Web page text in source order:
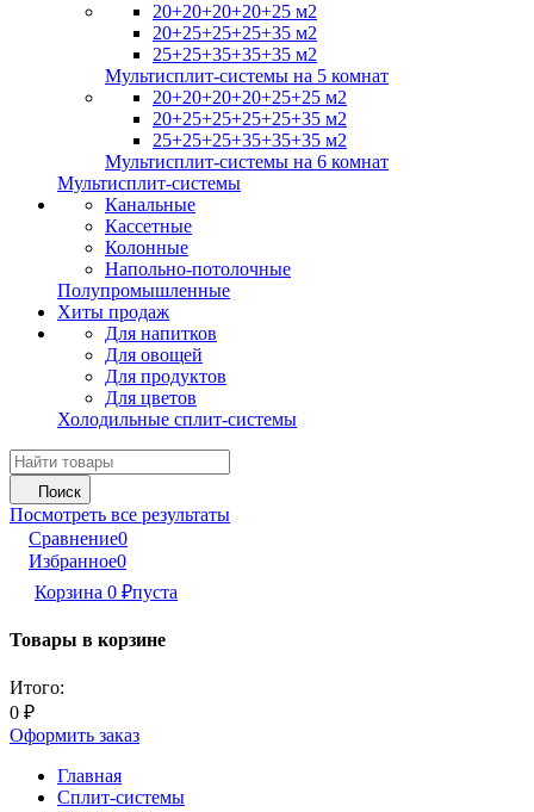
20+20+20+20+25 м2
20+25+25+25+35 м2
25+25+35+35+35 м2
Мультисплит-системы на 5 комнат
20+20+20+20+25+25 м2
20+25+25+25+25+35 м2
25+25+25+35+35+35 м2
Мультисплит-системы на 6 комнат
Мультисплит-системы
Канальные
Кассетные
Колонные
Напольно-потолочные
Полупромышленные
Хиты продаж
Для напитков
Для овощей
Для продуктов
Для цветов
Холодильные сплит-системы
Поиск
Посмотреть все результаты
Сравнение0
Избранное0
Корзина 0 ₽пуста
Товары в корзине
Итого:
0 ₽
Оформить заказ
Главная
Сплит-системы